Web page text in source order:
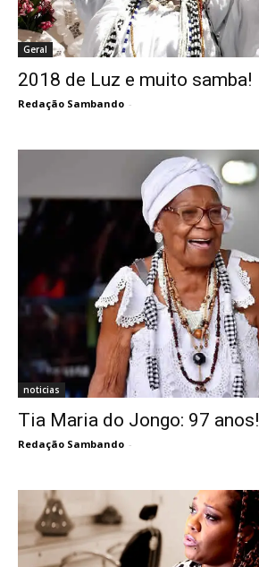
Geral
2018 de Luz e muito samba!
Redação Sambando -
noticias
Tia Maria do Jongo: 97 anos!
Redação Sambando -